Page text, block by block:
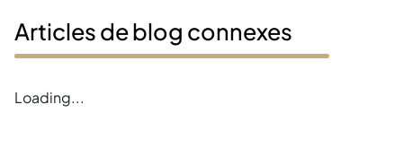
Articles de blog connexes
Error loading blogs